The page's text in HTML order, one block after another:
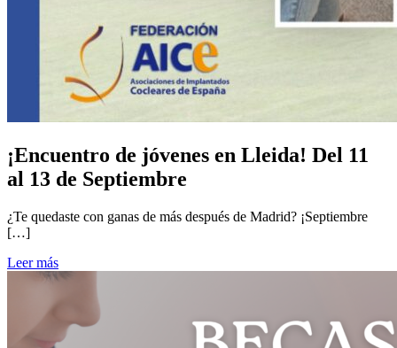
¡Encuentro de jóvenes en Lleida! Del 11
al 13 de Septiembre
¿Te quedaste con ganas de más después de Madrid? ¡Septiembre
[…]
Leer más